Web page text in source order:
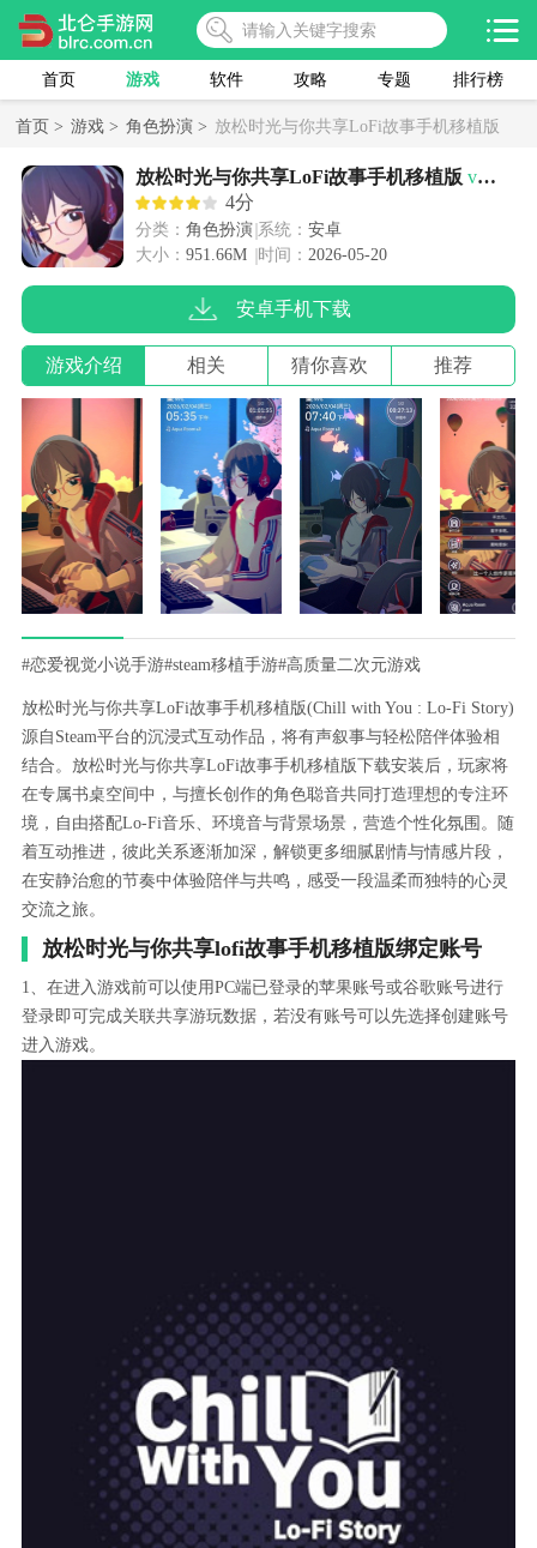
首页 游戏 软件 攻略 专题 排行榜
首页 > 游戏 > 角色扮演 > 放松时光与你共享LoFi故事手机移植版
放松时光与你共享LoFi故事手机移植版 v1.4.6
4分
分类： 角色扮演 系统： 安卓
大小： 951.66M 时间： 2026-05-20
安卓手机下载
游戏介绍 相关 猜你喜欢 推荐
#恋爱视觉小说手游#steam移植手游#高质量二次元游戏
放松时光与你共享LoFi故事手机移植版(Chill with You : Lo-Fi Story)
源自Steam平台的沉浸式互动作品，将有声叙事与轻松陪伴体验相
结合。放松时光与你共享LoFi故事手机移植版下载安装后，玩家将
在专属书桌空间中，与擅长创作的角色聪音共同打造理想的专注环
境，自由搭配Lo-Fi音乐、环境音与背景场景，营造个性化氛围。随
着互动推进，彼此关系逐渐加深，解锁更多细腻剧情与情感片段，
在安静治愈的节奏中体验陪伴与共鸣，感受一段温柔而独特的心灵
交流之旅。
放松时光与你共享lofi故事手机移植版绑定账号
1、在进入游戏前可以使用PC端已登录的苹果账号或谷歌账号进行
登录即可完成关联共享游玩数据，若没有账号可以先选择创建账号
进入游戏。